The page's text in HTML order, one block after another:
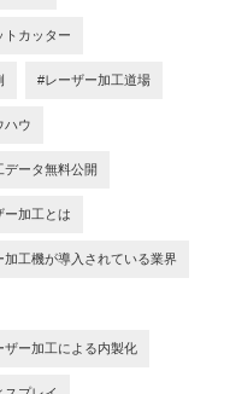
トカッター
#レーザー加工道場
ハウ
データ無料公開
ー加工とは
加工機が導入されている業界
ザー加工による内製化